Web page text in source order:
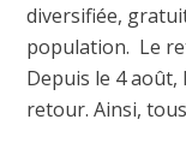
diversifiée,
population. Le
Depuis le 4 août,
retour. Ainsi, tous